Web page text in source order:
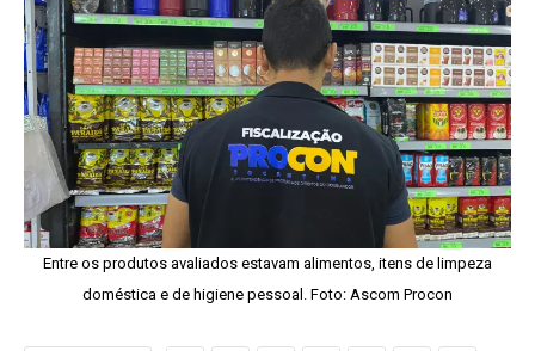
Entre os produtos avaliados estavam alimentos, itens de limpeza
doméstica e de higiene pessoal. Foto: Ascom Procon